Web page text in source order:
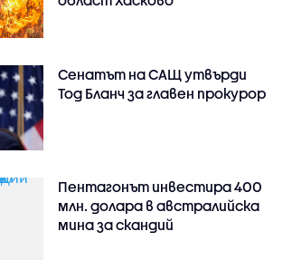
Сенатът на САЩ утвърди
Тод Бланч за главен прокурор
Пентагонът инвестира 400
млн. долара в австралийска
мина за скандий